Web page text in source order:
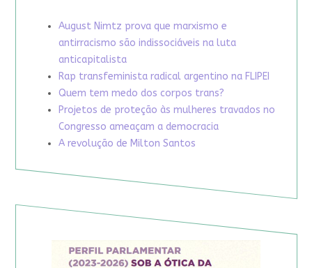
August Nimtz prova que marxismo e
antirracismo são indissociáveis na luta
anticapitalista
Rap transfeminista radical argentino na FLIPEI
Quem tem medo dos corpos trans?
Projetos de proteção às mulheres travados no
Congresso ameaçam a democracia
A revolução de Milton Santos